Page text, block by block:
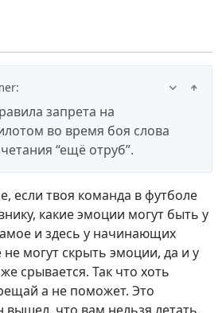
:
запрета на
во время боя слова
“ещё отруб”.
если твоя команда в футболе
какие эмоции могут быть у
и здесь у начинающих
не могут скрыть эмоции, да и у
срывается. Так что хоть
а не поможет. Это